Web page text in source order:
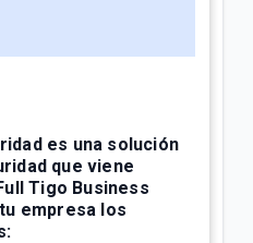
SIM en Tigo Business
es una solución
que viene
Tigo Business
empresa los